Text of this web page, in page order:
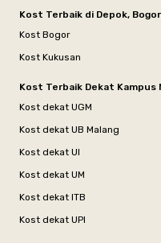
Kost Terbaik di Depok,
Kost Bogor
Kost Kukusan
Kost Terbaik Dekat Kampus
Kost dekat UGM
Kost dekat UB Malang
Kost dekat UI
Kost dekat UM
Kost dekat ITB
Kost dekat UPI